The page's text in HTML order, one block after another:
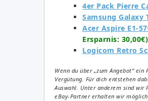
4er Pack Pierre
Samsung Galaxy
Acer Aspire E1-
Ersparnis: 30,00€)
Logicom Retro
Wenn du über „zum Angebot“
Vergütung. Für dich entstehen
Auswahl. Unter anderem sind wir
eBay-Partner erhalten wir